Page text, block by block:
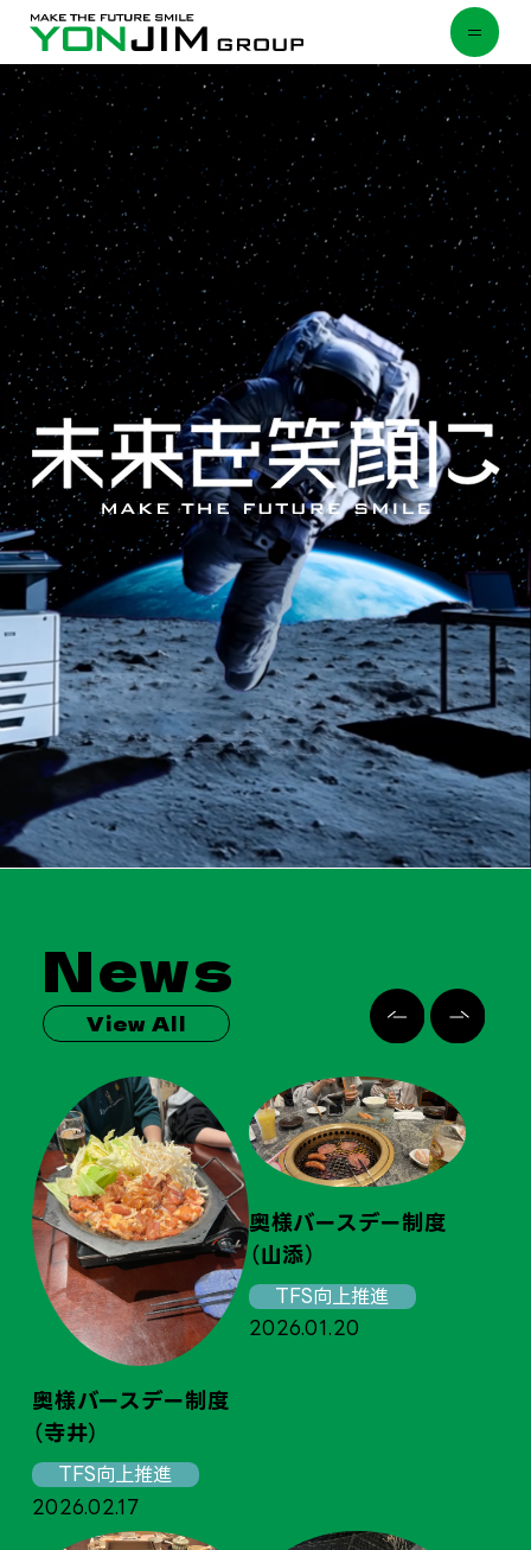
News
View All
奥様バースデー制度
（寺井）
TFS向上推進
2026.02.17
奥様バースデー制度
（山添）
TFS向上推進
2026.01.20